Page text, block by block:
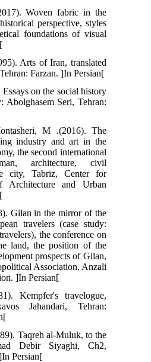
F. (2017). Woven fabric in the
from a historical perspective, styles
theoretical foundations of visual
Persian[
R. (1995). Arts of Iran, translated
Tehran: Farzan. ]In Persian[
(1986). Essays on the social history
by: Abolghasem Seri, Tehran:
& Montasheri, M .(2016). The
of weaving industry and art in the
economy, the second international
on man, architecture, civil
and the city, Tabriz, Center for
of Architecture and Urban
Persian[
L. (2013). Gilan in the mirror of the
of European travelers (case study:
French travelers), the conference on
of the land, the position of the
the development prospects of Gilan,
Geopolitical Association, Anzali
]In Persian[
(1981). Kempfer's travelogue,
by Kikavos Jahandari, Tehran:
Persian[
(1989). Taqreh al-Muluk, to the
Debir Siyaghi, Ch2,
Kabir. ]In Persian[